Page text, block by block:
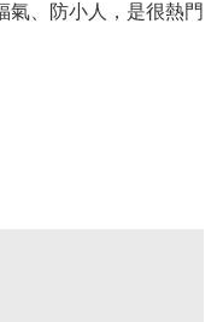
氣、防小人，是很熱門